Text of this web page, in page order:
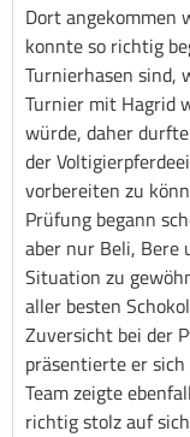
Dort angekommen
konnte so richtig
Turnierhasen sind,
Turnier mit Hagrid
würde, daher
der
vorbereiten zu
Prüfung begann
aber nur Beli, Bere
Situation zu
aller besten
Zuversicht bei der
präsentierte er
Team zeigte
richtig stolz auf